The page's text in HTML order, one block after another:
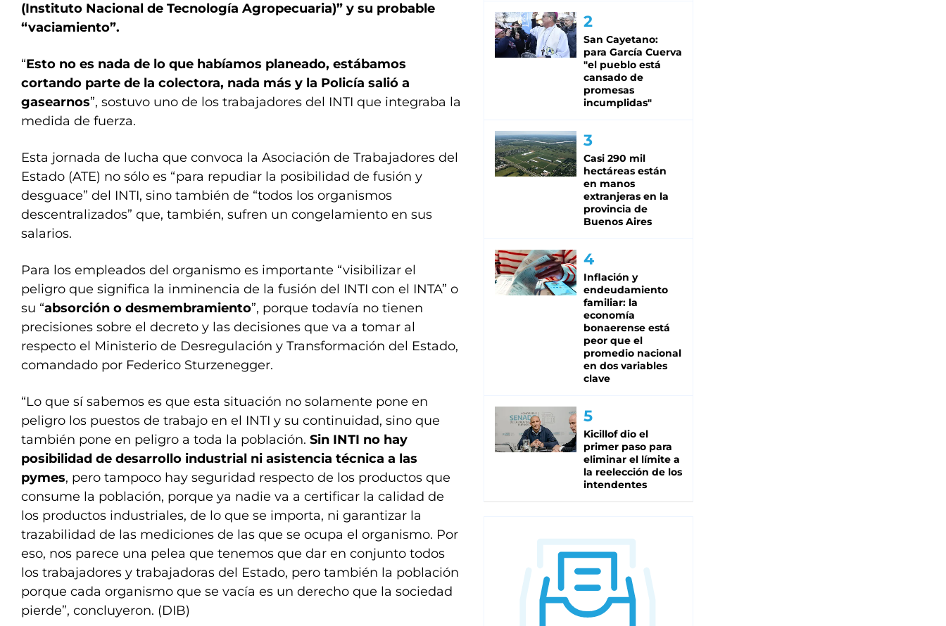
(Instituto Nacional de Tecnología Agropecuaria)” y su probable
“vaciamiento”.
“Esto no es nada de lo que habíamos planeado, estábamos
cortando parte de la colectora, nada más y la Policía salió a
gasearnos”, sostuvo uno de los trabajadores del INTI que integraba la
medida de fuerza.
Esta jornada de lucha que convoca la Asociación de Trabajadores del
Estado (ATE) no sólo es “para repudiar la posibilidad de fusión y
desguace” del INTI, sino también de “todos los organismos
descentralizados” que, también, sufren un congelamiento en sus
salarios.
Para los empleados del organismo es importante “visibilizar el
peligro que significa la inminencia de la fusión del INTI con el INTA” o
su “absorción o desmembramiento”, porque todavía no tienen
precisiones sobre el decreto y las decisiones que va a tomar al
respecto el Ministerio de Desregulación y Transformación del Estado,
comandado por Federico Sturzenegger.
“Lo que sí sabemos es que esta situación no solamente pone en
peligro los puestos de trabajo en el INTI y su continuidad, sino que
también pone en peligro a toda la población. Sin INTI no hay
posibilidad de desarrollo industrial ni asistencia técnica a las
pymes, pero tampoco hay seguridad respecto de los productos que
consume la población, porque ya nadie va a certificar la calidad de
los productos industriales, de lo que se importa, ni garantizar la
trazabilidad de las mediciones de las que se ocupa el organismo. Por
eso, nos parece una pelea que tenemos que dar en conjunto todos
los trabajadores y trabajadoras del Estado, pero también la población
porque cada organismo que se vacía es un derecho que la sociedad
pierde”, concluyeron. (DIB)
San Cayetano:
para García Cuerva
"el pueblo está
cansado de
promesas
incumplidas"
Casi 290 mil
hectáreas están
en manos
extranjeras en la
provincia de
Buenos Aires
Inflación y
endeudamiento
familiar: la
economía
bonaerense está
peor que el
promedio nacional
en dos variables
clave
Kicillof dio el
primer paso para
eliminar el límite a
la reelección de los
intendentes